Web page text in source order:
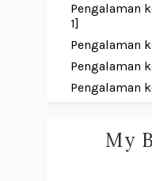
Pengalaman
1]
Pengalaman
Pengalaman
Pengalaman
My